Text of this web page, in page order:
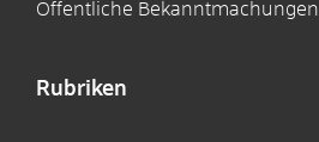
Öffentliche Bekanntmachungen
Rubriken